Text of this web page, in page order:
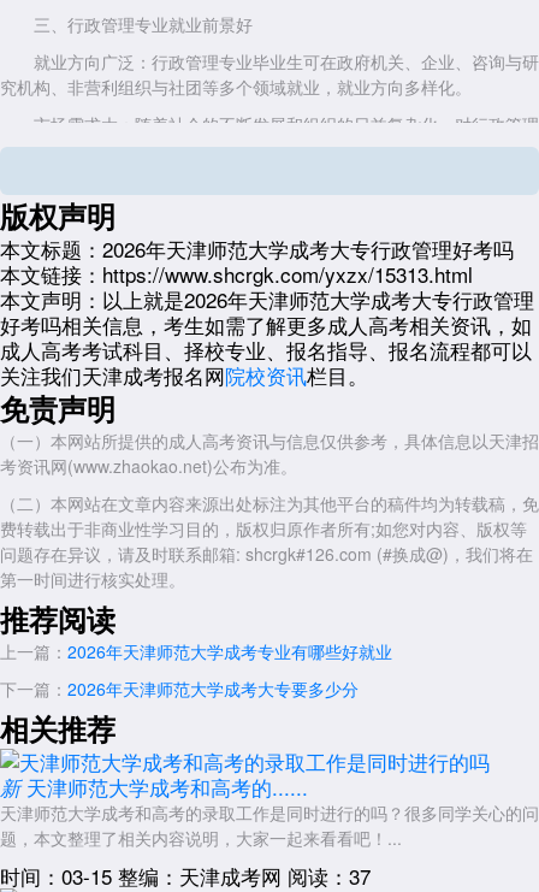
三、行政管理专业就业前景好
就业方向广泛：行政管理专业毕业生可在政府机关、企业、咨询与研
究机构、非营利组织与社团等多个领域就业，就业方向多样化。
市场需求大：随着社会的不断发展和组织的日益复杂化，对行政管理
人才的需求也在持续增长。行政管理专业毕业生具备扎实的专业技能和良
四、备考建议
制定备考计划：根据考试科目和自身情况，制定合理的备考计划，确
保每门科目都能得到充分的复习。
注重基础知识：成考考试主要考察基础知识，因此要注重对基础知识
的掌握和理解。
多做模拟题：通过做模拟题可以熟悉考试题型和难度，提高解题能力
和应试技巧。
以上就是关于：“2026年天津师范大学成考大专行政管理好考吗”的简
单介绍，想了解更多内容，可以持续关注
展开全文
版权声明
本文标题： 2026年天津师范大学成考大专行政管理好考吗
本文链接： https://www.shcrgk.com/yxzx/15313.html
本文声明： 以上就是2026年天津师范大学成考大专行政管理
好考吗相关信息，考生如需了解更多成人高考相关资讯，如
成人高考考试科目、择校专业、报名指导、报名流程都可以
关注我们天津成考报名网院校资讯栏目。
免责声明
（一）本网站所提供的成人高考资讯与信息仅供参考，具体信息以天津招
考资讯网(www.zhaokao.net)公布为准。
（二）本网站在文章内容来源出处标注为其他平台的稿件均为转载稿，免
费转载出于非商业性学习目的，版权归原作者所有;如您对内容、版权等
问题存在异议，请及时联系邮箱: shcrgk#126.com (#换成@)，我们将在
第一时间进行核实处理。
推荐阅读
上一篇： 2026年天津师范大学成考专业有哪些好就业
下一篇： 2026年天津师范大学成考大专要多少分
相关推荐
新 天津师范大学成考和高考的......
天津师范大学成考和高考的录取工作是同时进行的吗？很多同学关心的问
题，本文整理了相关内容说明，大家一起来看看吧！...
时间：03-15 整编：天津成考网 阅读：37